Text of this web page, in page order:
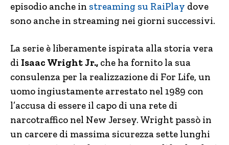
episodio anche in streaming su RaiPlay dove
sono anche in streaming nei giorni successivi.
La serie è liberamente ispirata alla storia vera
di Isaac Wright Jr., che ha fornito la sua
consulenza per la realizzazione di For Life, un
uomo ingiustamente arrestato nel 1989 con
l’accusa di essere il capo di una rete di
narcotraffico nel New Jersey. Wright passò in
un carcere di massima sicurezza sette lunghi